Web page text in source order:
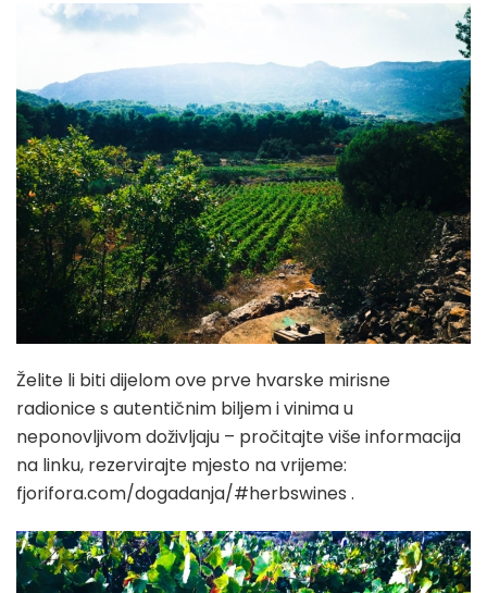
Želite li biti dijelom ove prve hvarske mirisne
radionice s autentičnim biljem i vinima u
neponovljivom doživljaju – pročitajte više informacija
na linku, rezervirajte mjesto na vrijeme:
fjorifora.com/dogadanja/#herbswines .